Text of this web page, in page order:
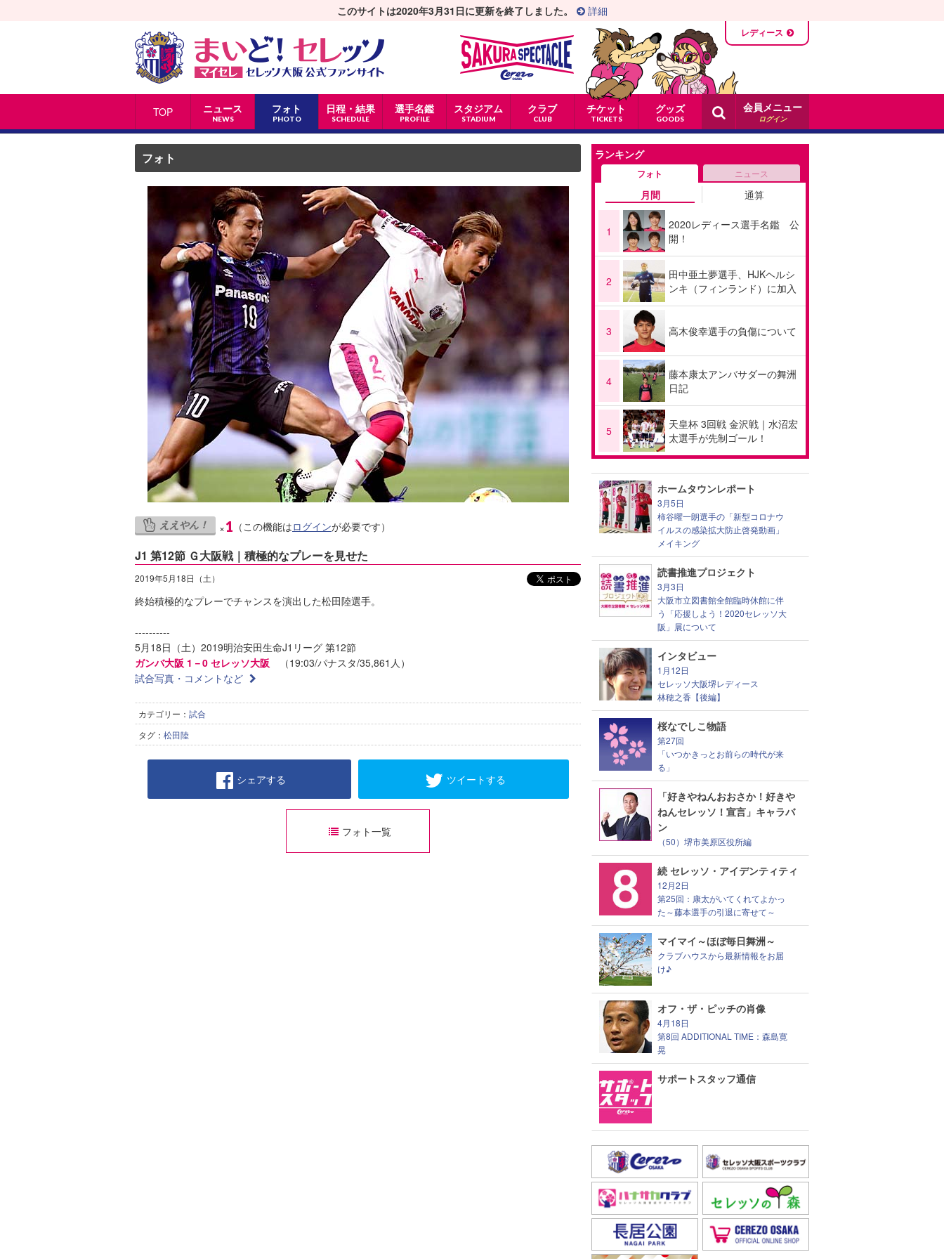
TOP ニュース
NEWS
フォト
PHOTO
日程・結果
SCHEDULE
選手名鑑
PROFILE
スタジアム
STADIUM
クラブ
CLUB
チケット
TICKETS
グッズ
GOODS
このサイトは2020年3月31日に更新を終了しました。 詳細
レディース
会員メニュー
ログイン
フォト
ええやん！ ×1 （この機能はログインが必要です）
J1 第12節 Ｇ大阪戦｜積極的なプレーを見せた
2019年5月18日（土）
終始積極的なプレーでチャンスを演出した松田陸選手。
----------
5月18日（土）2019明治安田生命J1リーグ 第12節
ガンバ大阪 1－0 セレッソ大阪 （19:03/パナスタ/35,861人）
試合写真・コメントなど
カテゴリー： 試合
タグ： 松田陸
シェアする ツイートする
フォト一覧
ランキング
フォト ニュース
月間 通算
1
2020レディース選手名鑑 公
開！
2
田中亜土夢選手、HJKヘルシ
ンキ（フィンランド）に加入
3 高木俊幸選手の負傷について
4
藤本康太アンバサダーの舞洲
日記
5
天皇杯 3回戦 金沢戦｜水沼宏
太選手が先制ゴール！
ホームタウンレポート
3月5日
柿谷曜一朗選手の「新型コロナウ
イルスの感染拡大防止啓発動画」
メイキング
読書推進プロジェクト
3月3日
大阪市立図書館全館臨時休館に伴
う「応援しよう！2020セレッソ大
阪」展について
インタビュー
1月12日
セレッソ大阪堺レディース
林穂之香【後編】
桜なでしこ物語
第27回
「いつかきっとお前らの時代が来
る」
「好きやねんおおさか！好きや
ねんセレッソ！宣言」キャラバ
ン
（50）堺市美原区役所編
続 セレッソ・アイデンティティ
12月2日
第25回：康太がいてくれてよかっ
た～藤本選手の引退に寄せて～
マイマイ～ほぼ毎日舞洲～
クラブハウスから最新情報をお届
け♪
オフ・ザ・ピッチの肖像
4月18日
第8回 ADDITIONAL TIME：森島寛
晃
サポートスタッフ通信